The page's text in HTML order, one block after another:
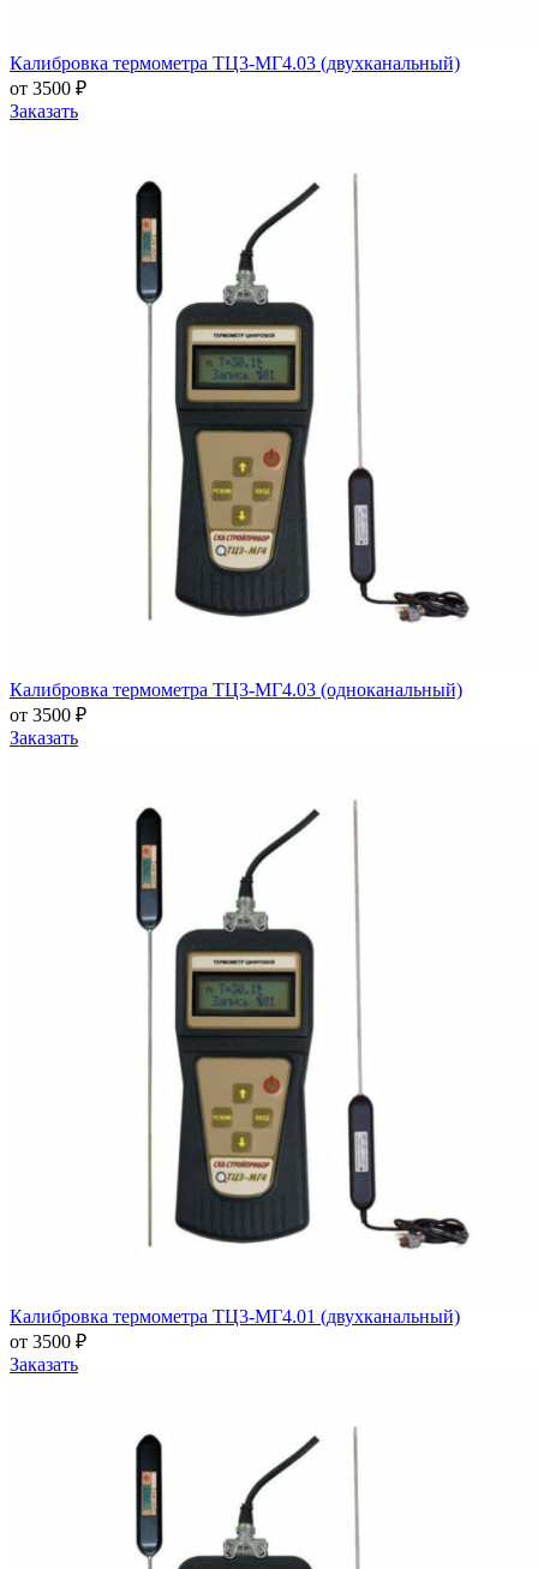
Калибровка термометра ТЦ3-МГ4.03 (двухканальный)
от 3500 ₽
Заказать
Калибровка термометра ТЦ3-МГ4.03 (одноканальный)
от 3500 ₽
Заказать
Калибровка термометра ТЦ3-МГ4.01 (двухканальный)
от 3500 ₽
Заказать